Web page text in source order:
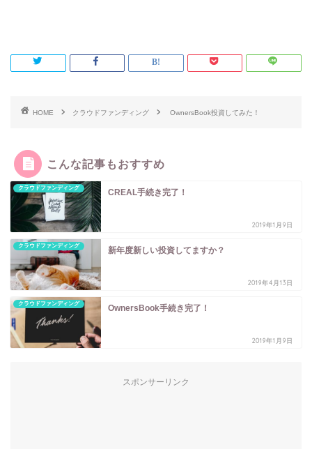
HOME クラウドファンディング OwnersBook投資してみた！
こんな記事もおすすめ
クラウドファンディング CREAL手続き完了！
2019年1月9日
クラウドファンディング 新年度新しい投資してますか？
2019年4月13日
クラウドファンディング OwnersBook手続き完了！
2019年1月9日
スポンサーリンク